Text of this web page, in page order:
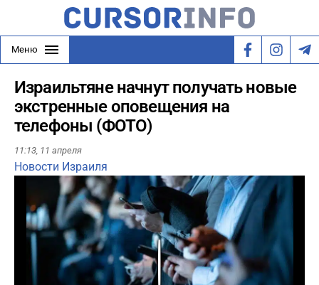
Меню
Израильтяне начнут получать новые
экстренные оповещения на
телефоны (ФОТО)
11:13, 11 апреля
Новости Израиля
Play